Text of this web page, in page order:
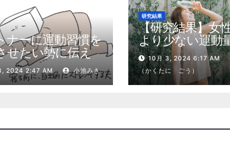
ナーに運動習慣を
せたい勢に伝え
が夫の筋肉量を
した5ステップ
2024 2:47 AM 小池みき
研究結果
【研究結果】女
より少ない運動
健康効果を得る
10月 3, 2024 6:17 AM
（かくたに ごう）